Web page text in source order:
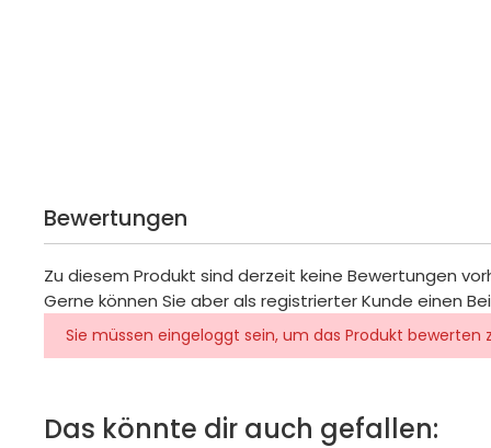
Bewertungen
Zu diesem Produkt sind derzeit keine Bewertungen
Gerne können Sie aber als registrierter Kunde einen
Sie müssen eingeloggt sein, um das Produkt bewerten
Das könnte dir auch gefallen: